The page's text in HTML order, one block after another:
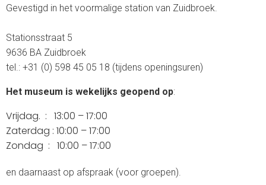
Gevestigd in het voormalige station van Zuidbroek.
Stationsstraat 5
9636 BA Zuidbroek
tel.: +31 (0) 598 45 05 18 (tijdens openingsuren)
Het museum is wekelijks geopend op:
Vrijdag. : 13:00 – 17:00
Zaterdag : 10:00 – 17:00
Zondag : 10:00 – 17:00
en daarnaast op afspraak (voor groepen).